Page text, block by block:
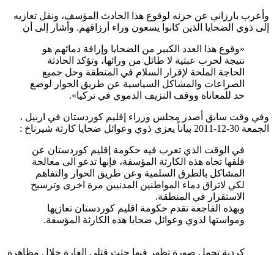
وأعرب بارزاني عن حزنه لوقوع هذا الحادث المؤسف، ونقل تعازيه
إلى ذوي الضحايا الذين كانوا يسعون وراء أرزاقهم. وأشار إلى أن
«وقوع هذا العدد الكبير من الضحايا وإراقة دمائهم هو
نتيجة لحرب عبثية لا طائل من ورائها، وتؤكد الحادثة
الحاجة الملحة لإقرار السلام في المنطقة وحل جميع
الصراعات والمشاكل السياسية عن طريق الحوار لوضع
حد للمعاناة ووقف النزيف الدموي في تركيا».
وفي وقت سابق أصدر مجلس وزراء إقليم كوردستان في اربيل ،
الجمعة 30-12-2011 بياناً يعزي ذوي وعوائل ضحايا كارثة شيرناخ :
في الوقت الذي تعرب فيه حكومة إقليم كوردستان عن
قلقها تجاه هذه الكارثة المؤسفة، فإنها تدعو الى معالجة
المشاكل بالطرق السلمية وعن طريق الحوار والتفاهم
لكي لاتراق دماء المواطنين المدنيين مرة اخرى وترسيخ
الاستقرار في المنطقة.
وبهذه الفاجعة تقدم حكومة اقليم كوردستان تعازيها
ومواستها لذوي وعوائل ضحايا هذه الكارثة المؤسفة.
كردية تحمل صورة تظهر فيها جثث قتلى الغارة خلال مظاهرة